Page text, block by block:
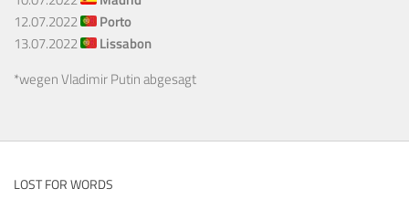
12.07.2022
Porto
13.07.2022
Lissabon
*wegen Vladimir Putin abgesagt
LOST FOR WORDS